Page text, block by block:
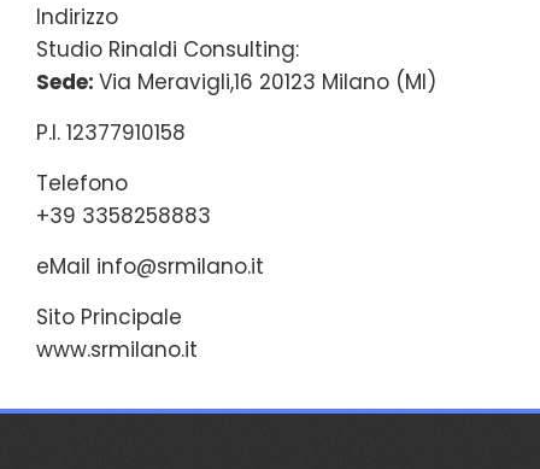
Indirizzo
Studio Rinaldi Consulting:
Sede: Via Meravigli,16 20123 Milano (MI)
P.I. 12377910158
Telefono
+39 3358258883
eMail info@srmilano.it
Sito Principale
www.srmilano.it